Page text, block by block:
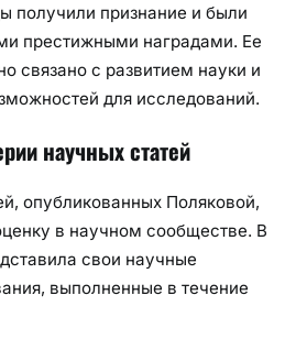
получили признание и были
престижными наградами. Ее
связано с развитием науки и
для исследований.
научных статей
опубликованных Поляковой,
в научном сообществе. В
свои научные
выполненные в течение